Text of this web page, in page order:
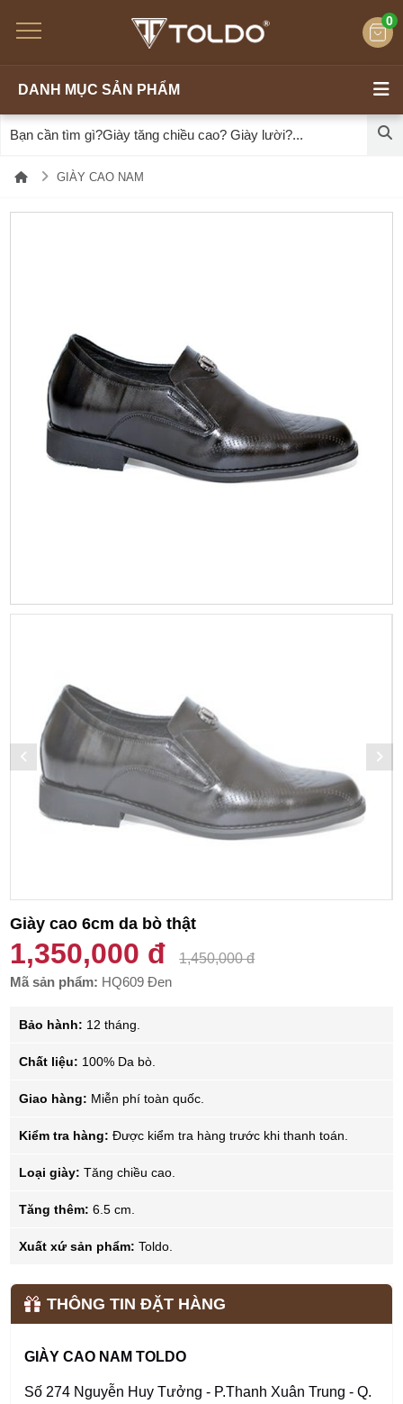
0
DANH MỤC SẢN PHẨM
GIÀY CAO NAM
Giày cao 6cm da bò thật
1,350,000 đ
1,450,000 đ
Mã sản phẩm: HQ609 Đen
Bảo hành: 12 tháng.
Chất liệu: 100% Da bò.
Giao hàng: Miễn phí toàn quốc.
Kiểm tra hàng: Được kiểm tra hàng trước khi thanh toán.
Loại giày: Tăng chiều cao.
Tăng thêm: 6.5 cm.
Xuất xứ sản phẩm: Toldo.
THÔNG TIN ĐẶT HÀNG
GIÀY CAO NAM TOLDO
Số 274 Nguyễn Huy Tưởng - P.Thanh Xuân Trung - Q.